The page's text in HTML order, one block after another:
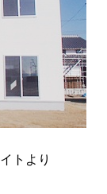
トより